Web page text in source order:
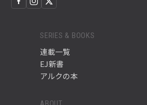
SERIES & BOOKS
連載一覧
EJ新書
アルクの本